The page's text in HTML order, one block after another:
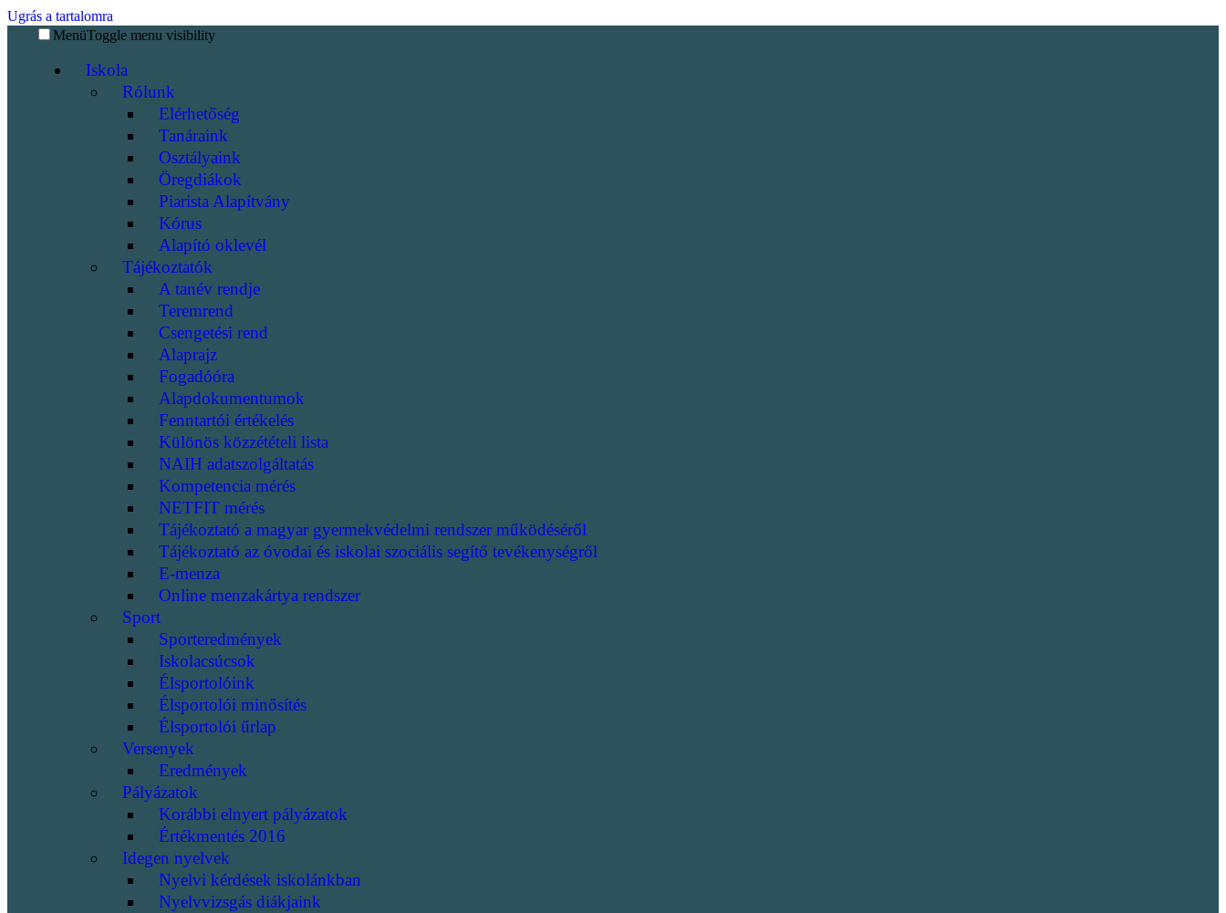
Ugrás a tartalomra
MenüToggle menu visibility
Iskola
Rólunk
Elérhetőség
Tanáraink
Osztályaink
Öregdiákok
Piarista Alapítvány
Kórus
Alapító oklevél
Tájékoztatók
A tanév rendje
Teremrend
Csengetési rend
Alaprajz
Fogadóóra
Alapdokumentumok
Fenntartói értékelés
Különös közzétételi lista
NAIH adatszolgáltatás
Kompetencia mérés
NETFIT mérés
Tájékoztató a magyar gyermekvédelmi rendszer működéséről
Tájékoztató az óvodai és iskolai szociális segítő tevékenységről
E-menza
Online menzakártya rendszer
Sport
Sporteredmények
Iskolacsúcsok
Élsportolóink
Élsportolói minősítés
Élsportolói űrlap
Versenyek
Eredmények
Pályázatok
Korábbi elnyert pályázatok
Értékmentés 2016
Idegen nyelvek
Nyelvi kérdések iskolánkban
Nyelvvizsgás diákjaink